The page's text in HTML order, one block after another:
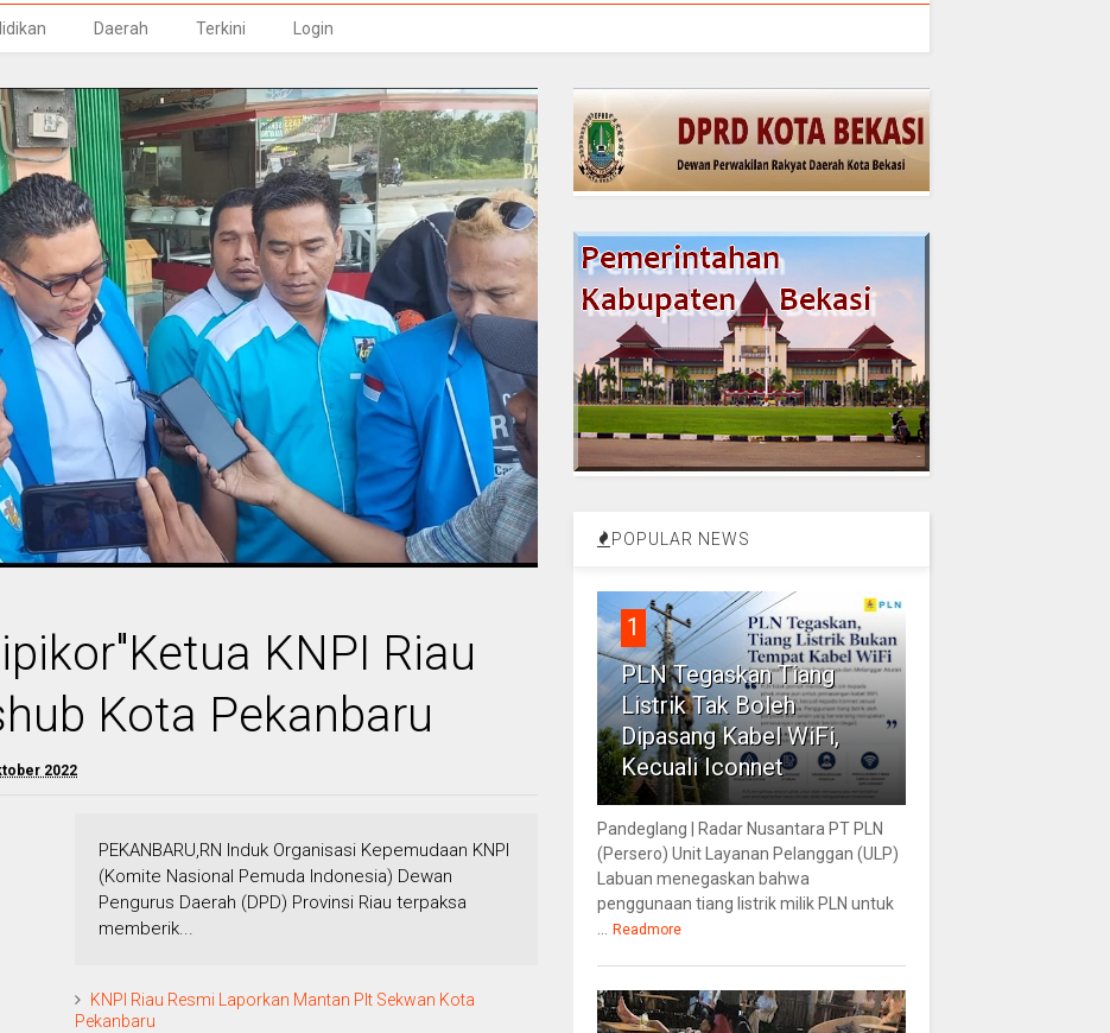
Daerah Terkini Login
KNPI Riau
Kota Pekanbaru
2022
PEKANBARU,RN Induk Organisasi Kepemudaan KNPI
(Komite Nasional Pemuda Indonesia) Dewan
Pengurus Daerah (DPD) Provinsi Riau terpaksa
memberik...
KNPI Riau Resmi Laporkan Mantan Plt Sekwan Kota
Pekanbaru
POPULAR NEWS
1
PLN Tegaskan Tiang
Listrik Tak Boleh
Dipasang Kabel WiFi,
Kecuali Iconnet
Pandeglang | Radar Nusantara PT PLN
(Persero) Unit Layanan Pelanggan (ULP)
Labuan menegaskan bahwa
penggunaan tiang listrik milik PLN untuk
Readmore